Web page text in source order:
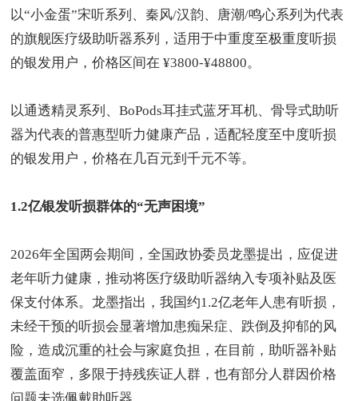
以“小金蛋”宋听系列、秦风/汉韵、唐潮/鸣心系列为代表
的旗舰医疗级助听器系列，适用于中重度至极重度听损
的银发用户，价格区间在¥3800-¥48800。
以通透精灵系列、BoPods耳挂式蓝牙耳机、骨导式助听
器为代表的普惠型听力健康产品，适配轻度至中度听损
的银发用户，价格在几百元到千元不等。
1.2亿银发听损群体的“无声困境”
2026年全国两会期间，全国政协委员龙墨提出，应促进
老年听力健康，推动将医疗级助听器纳入专项补贴及医
保支付体系。龙墨指出，我国约1.2亿老年人患有听损，
未经干预的听损会显著增加患痴呆症、跌倒及抑郁的风
险，造成沉重的社会与家庭负担，在目前，助听器补贴
覆盖面窄，多限于持残疾证人群，也有部分人群因价格